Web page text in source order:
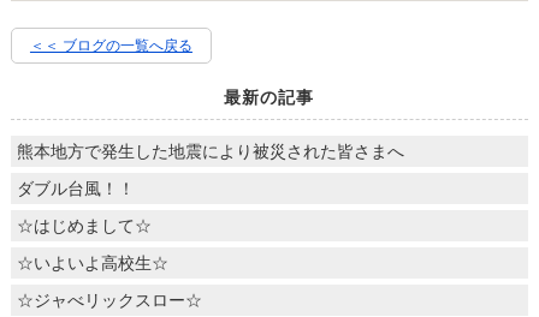
＜＜ ブログの一覧へ戻る
最新の記事
熊本地方で発生した地震により被災された皆さまへ
ダブル台風！！
☆はじめまして☆
☆いよいよ高校生☆
☆ジャべリックスロー☆